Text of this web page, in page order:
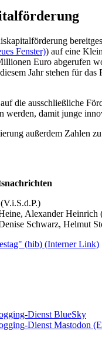
Fenster)) auf eine
Euro abgerufen
Jahr stehen für
die ausschließliche
damit junge
außerdem Zahlen
Alexander Heinrich
Schwarz, Helmut
(hib) (Interner Link)
Dienst BlueSky
Dienst Mastodon